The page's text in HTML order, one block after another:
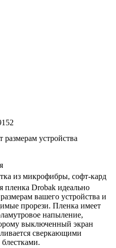
размерам устройства
из микрофибры, софт-кард
пленка Drobak идеально
размерам вашего устройства и
прорези. Пленка имеет
напыление,
выключенный экран
сверкающими